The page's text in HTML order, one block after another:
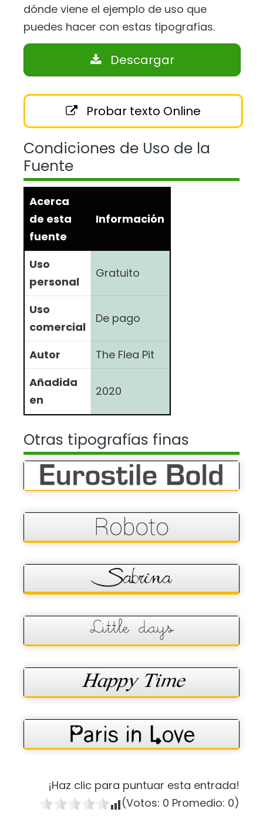
dónde viene el ejemplo de uso que
puedes hacer con estas tipografías.
Descargar
Probar texto Online
Condiciones de Uso de la
Fuente
Acerca
de esta
fuente
Información
Uso
personal
Gratuito
Uso
comercial
De pago
Autor
The Flea Pit
Añadida
en
2020
Otras tipografías finas
¡Haz clic para puntuar esta entrada!
(Votos: 0 Promedio: 0)